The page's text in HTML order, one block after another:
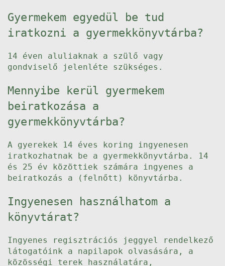
Gyermekem egyedül be tud
iratkozni a gyermekkönyvtárba?
14 éven aluliaknak a szülő vagy
gondviselő jelenléte szükséges.
Mennyibe kerül gyermekem
beiratkozása a
gyermekkönyvtárba?
A gyerekek 14 éves koring ingyenesen
iratkozhatnak be a gyermekkönyvtárba. 14
és 25 év közöttiek számára ingyenes a
beiratkozás a (felnőtt) könyvtárba.
Ingyenesen használhatom a
könyvtárat?
Ingyenes regisztrációs jeggyel rendelkező
látogatóink a napilapok olvasására, a
közösségi terek használatára,